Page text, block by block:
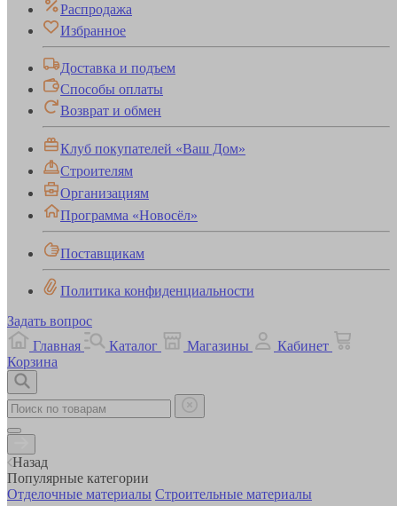
Распродажа
Избранное
Доставка и подъем
Способы оплаты
Возврат и обмен
Клуб покупателей «Ваш Дом»
Строителям
Организациям
Программа «Новосёл»
Поставщикам
Политика конфиденциальности
Задать вопрос
Главная
Каталог Магазины
Кабинет
Корзина
Назад
Популярные категории
Отделочные материалы Строительные материалы